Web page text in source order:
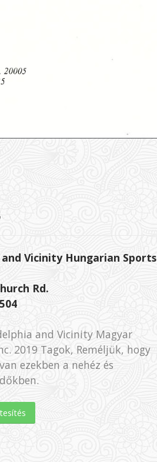
Vicinity Hungarian Sports
Rd.
and Vicinity Magyar
2019 Tagok, Reméljük, hogy
ezekben a nehéz és